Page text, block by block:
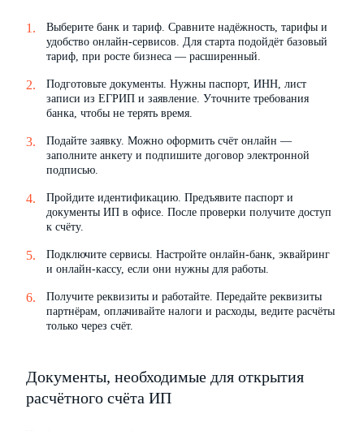
Выберите банк и тариф. Сравните надёжность, тарифы и
удобство онлайн-сервисов. Для старта подойдёт базовый
тариф, при росте бизнеса — расширенный.
Подготовьте документы. Нужны паспорт, ИНН, лист
записи из ЕГРИП и заявление. Уточните требования
банка, чтобы не терять время.
Подайте заявку. Можно оформить счёт онлайн —
заполните анкету и подпишите договор электронной
подписью.
Пройдите идентификацию. Предъявите паспорт и
документы ИП в офисе. После проверки получите доступ
к счёту.
Подключите сервисы. Настройте онлайн-банк, эквайринг
и онлайн-кассу, если они нужны для работы.
Получите реквизиты и работайте. Передайте реквизиты
партнёрам, оплачивайте налоги и расходы, ведите расчёты
только через счёт.
Документы, необходимые для открытия
расчётного счёта ИП